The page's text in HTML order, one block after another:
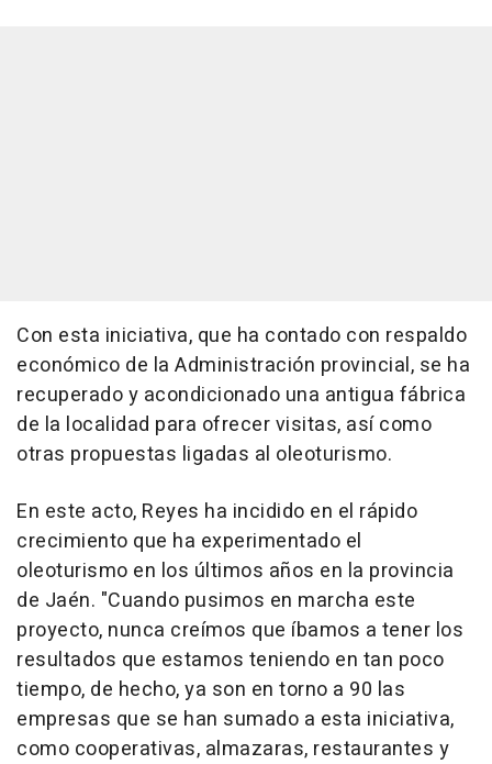
Con esta iniciativa, que ha contado con respaldo
económico de la Administración provincial, se ha
recuperado y acondicionado una antigua fábrica
de la localidad para ofrecer visitas, así como
otras propuestas ligadas al oleoturismo.
En este acto, Reyes ha incidido en el rápido
crecimiento que ha experimentado el
oleoturismo en los últimos años en la provincia
de Jaén. "Cuando pusimos en marcha este
proyecto, nunca creímos que íbamos a tener los
resultados que estamos teniendo en tan poco
tiempo, de hecho, ya son en torno a 90 las
empresas que se han sumado a esta iniciativa,
como cooperativas, almazaras, restaurantes y